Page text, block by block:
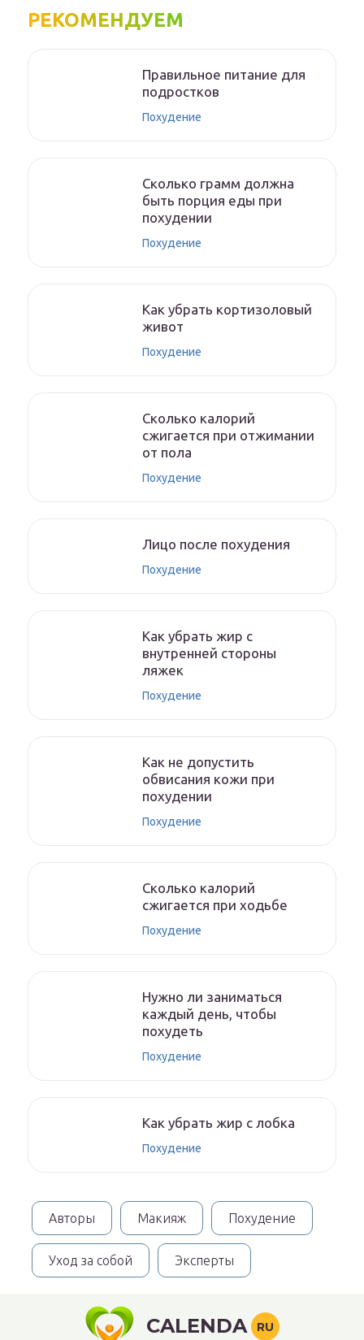
РЕКОМЕНДУЕМ
Правильное питание для
подростков
Похудение
Сколько грамм должна
быть порция еды при
похудении
Похудение
Как убрать кортизоловый
живот
Похудение
Сколько калорий
сжигается при отжимании
от пола
Похудение
Лицо после похудения
Похудение
Как убрать жир с
внутренней стороны
ляжек
Похудение
Как не допустить
обвисания кожи при
похудении
Похудение
Сколько калорий
сжигается при ходьбе
Похудение
Нужно ли заниматься
каждый день, чтобы
похудеть
Похудение
Как убрать жир с лобка
Похудение
Авторы Макияж Похудение
Уход за собой Эксперты
CALENDA RU